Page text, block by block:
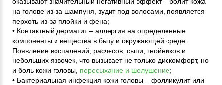
на голове из-за шампуня, зудит под волосами, появляется
перхоть из-за плойки и фена;
• Контактный дерматит – аллергия на определенные
компоненты и вещества в быту и окружающей среде.
Появление воспалений, расчесов, сыпи, гнойников и
небольших язвочек, что вызывает не только дискомфорт, но
и боль кожи головы, пересыхание и шелушение;
• Бактериальная инфекция кожи головы – фолликулит или